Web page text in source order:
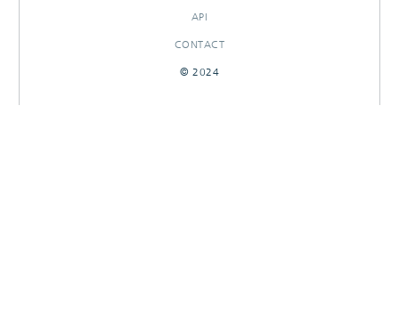
API
CONTACT
© 2024